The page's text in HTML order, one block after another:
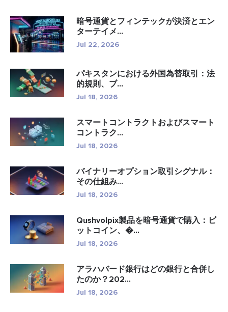
暗号通貨とフィンテックが決済とエン
ターテイメ...
Jul 22, 2026
パキスタンにおける外国為替取引：法
的規則、ブ...
Jul 18, 2026
スマートコントラクトおよびスマート
コントラク...
Jul 18, 2026
バイナリーオプション取引シグナル：
その仕組み...
Jul 18, 2026
Qushvolpix製品を暗号通貨で購入：ビ
ットコイン、�...
Jul 18, 2026
アラハバード銀行はどの銀行と合併し
たのか？202...
Jul 18, 2026